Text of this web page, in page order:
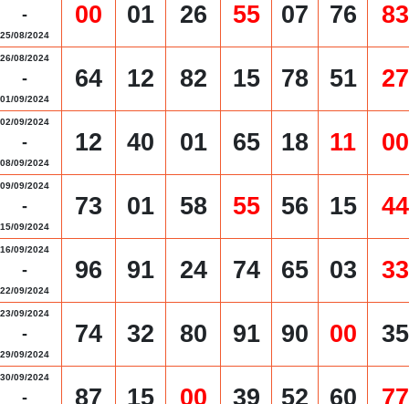
-
25/08/2024
00 01 26 55 07 76 83
26/08/2024
-
01/09/2024
64 12 82 15 78 51 27
02/09/2024
-
08/09/2024
12 40 01 65 18 11 00
09/09/2024
-
15/09/2024
73 01 58 55 56 15 44
16/09/2024
-
22/09/2024
96 91 24 74 65 03 33
23/09/2024
-
29/09/2024
74 32 80 91 90 00 35
30/09/2024
- 87 15 00 39 52 60 77